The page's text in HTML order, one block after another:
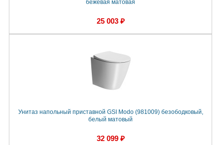
бежевая матовая
25 003 ₽
Унитаз напольный приставной GSI Modo (981009) безободковый,
белый матовый
32 099 ₽